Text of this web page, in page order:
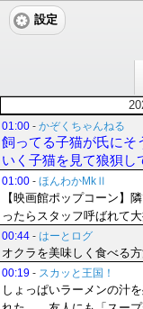
設定
01:00 - かぞくちゃんねる
飼ってる子猫が氏にそ
いく子猫を見て狼狽し
01:00 - ほんわかMkⅡ
【映画館ポップコーン】
ったらスタッフ呼ばれて
00:44 - はーとログ
オクラを美味しく食べる
00:19 - スカッと王国！
しょっぱいラーメンの汁